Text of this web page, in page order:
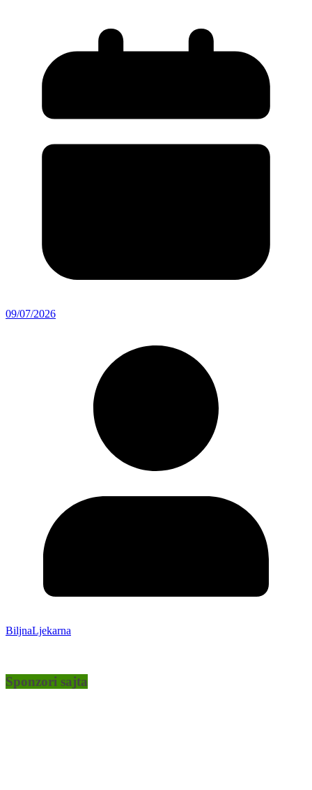
09/07/2026
BiljnaLjekarna
Sponzori sajta